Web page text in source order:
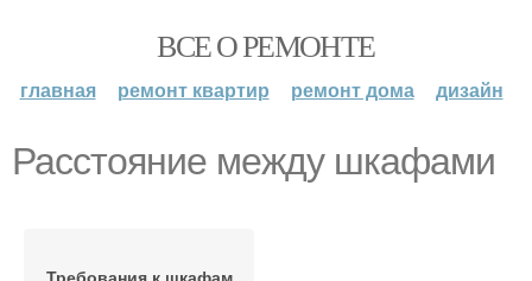
ВСЕ О РЕМОНТЕ
главная ремонт квартир ремонт дома дизайн
Расстояние между шкафами
Требования к шкафам